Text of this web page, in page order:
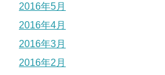
2016年5月
2016年4月
2016年3月
2016年2月